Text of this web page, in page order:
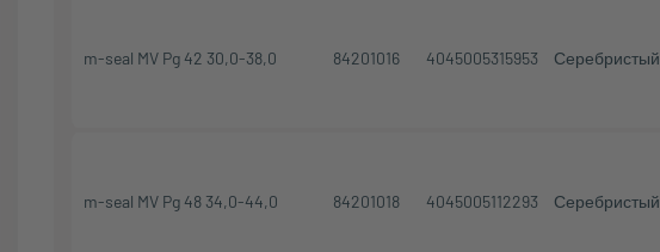
m-seal MV Pg 42 30,0-38,0 84201016 4045005315953 Серебристый
m-seal MV Pg 48 34,0-44,0 84201018 4045005112293 Серебристый